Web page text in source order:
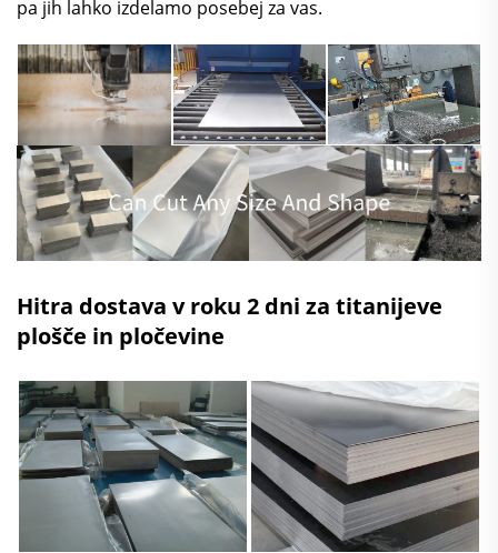
pa jih lahko izdelamo posebej za vas.
Hitra dostava v roku 2 dni za titanijeve
plošče in pločevine